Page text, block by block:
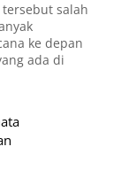
salah
ke depan
ada di